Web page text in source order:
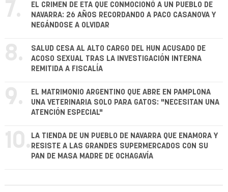
7.
EL CRIMEN DE ETA QUE CONMOCIONÓ A UN PUEBLO DE
NAVARRA: 26 AÑOS RECORDANDO A PACO CASANOVA Y
NEGÁNDOSE A OLVIDAR
8.
SALUD CESA AL ALTO CARGO DEL HUN ACUSADO DE
ACOSO SEXUAL TRAS LA INVESTIGACIÓN INTERNA
REMITIDA A FISCALÍA
9.
EL MATRIMONIO ARGENTINO QUE ABRE EN PAMPLONA
UNA VETERINARIA SOLO PARA GATOS: "NECESITAN UNA
ATENCIÓN ESPECIAL"
10. LA TIENDA DE UN PUEBLO DE NAVARRA QUE ENAMORA Y
RESISTE A LAS GRANDES SUPERMERCADOS CON SU
PAN DE MASA MADRE DE OCHAGAVÍA